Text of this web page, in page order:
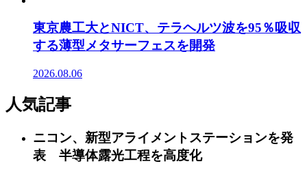
東京農工大とNICT、テラヘルツ波を95％吸収
する薄型メタサーフェスを開発
2026.08.06
人気記事
ニコン、新型アライメントステーションを発
表 半導体露光工程を高度化